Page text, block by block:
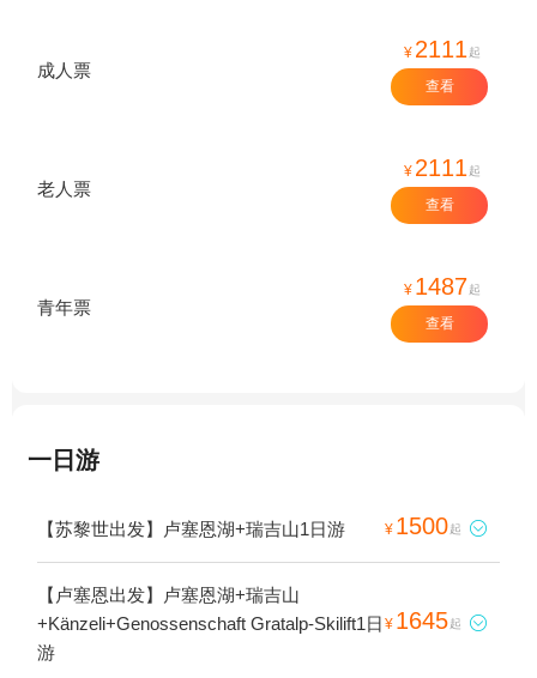
成人票
¥ 2111 起
查看
老人票
¥ 2111 起
查看
青年票
¥ 1487起
查看
一日游
【苏黎世出发】卢塞恩湖+瑞吉山1日游 ¥ 1500起 
【卢塞恩出发】卢塞恩湖+瑞吉山
+Känzeli+Genossenschaft Gratalp-Skilift1日
游
¥ 1645起 